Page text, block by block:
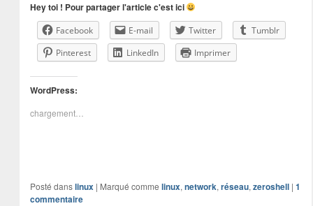
Hey toi ! Pour partager l'article c'est ici
Facebook E-mail Twitter
Tumblr
Pinterest
LinkedIn Imprimer
WordPress:
chargement…
Posté dans linux | Marqué comme linux, network, réseau, zeroshell | 1
commentaire